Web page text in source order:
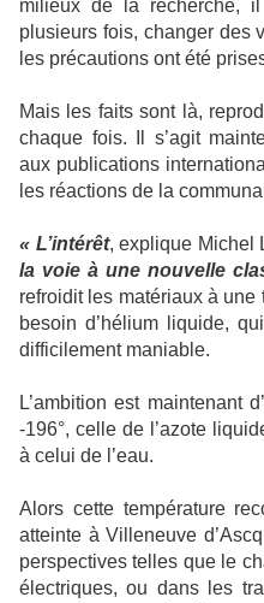
milieux de la recherche,
plusieurs fois, changer des
les précautions ont été
Mais les faits sont là,
chaque fois. Il s’agit
aux publications
les réactions de la
« L’intérêt, explique Michel
la voie à une nouvelle
refroidit les matériaux à
besoin d’hélium liquide,
difficilement maniable.
L’ambition est maintenant
-196°, celle de l’azote
à celui de l’eau.
Alors cette température
atteinte à Villeneuve
perspectives telles que le
électriques, ou dans les